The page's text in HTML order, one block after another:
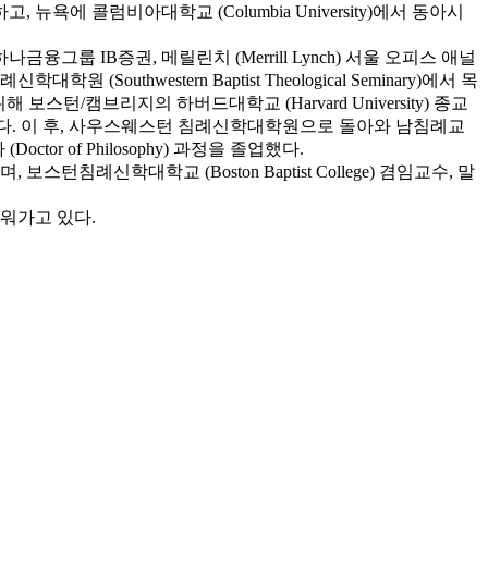
, 뉴욕에 콜럼비아대학교 (Columbia University)에서 동아시
금융그룹 IB증권, 메릴린치 (Merrill Lynch) 서울 오피스 애널
대학원 (Southwestern Baptist Theological Seminary)에서 목
보스턴/캠브리지의 하버드대학교 (Harvard University) 종교
. 이 후, 사우스웨스턴 침례신학대학원으로 돌아와 남침례교
of Philosophy) 과정을 졸업했다.
보스턴침례신학대학교 (Boston Baptist College) 겸임교수, 말
가고 있다.